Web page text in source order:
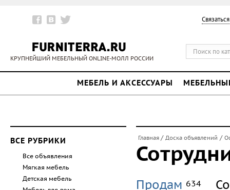
КРУПНЕЙШИЙ МЕБЕЛЬНЫЙ ONLINE-МОЛЛ РОССИИ
МЕБЕЛЬ И АКСЕССУАРЫ
Главная / Доска объявлений /
Продам 634
ВСЕ РУБРИКИ
Все объявления
Мягкая мебель
Детская мебель